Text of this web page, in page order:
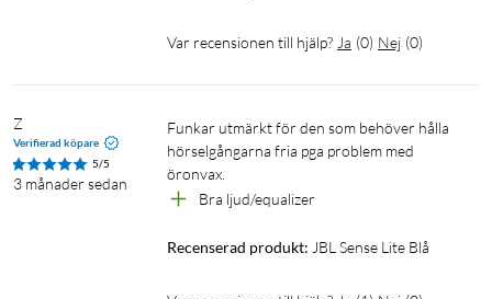
Max speltid: 8 timmar
Snabbladdning: 10 min = 3 timmar
Max samtalstid: 5 timmar
Var recensionen till hjälp? Ja (0) Nej (0)
Z
Verifierad köpare
5/5
3 månader sedan
Funkar utmärkt för den som behöver hålla
hörselgångarna fria pga problem med
öronvax.
Bra ljud/equalizer
Recenserad produkt: JBL Sense Lite Blå